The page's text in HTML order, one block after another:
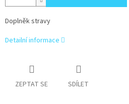
Doplněk stravy
Detailní informace
ZEPTAT SE SDÍLET